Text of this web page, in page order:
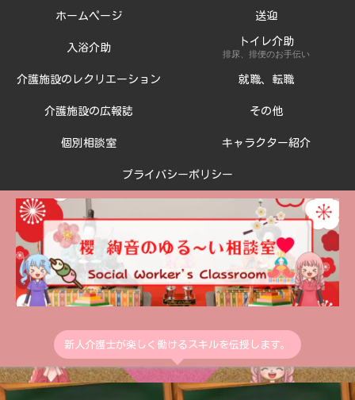
新人介護士が楽しく働けるスキルを伝授します。
ホームページ 送迎
入浴介助
トイレ介助
排尿、排便のお手伝い
介護施設のレクリエーション 就職、転職
介護施設の広報誌 その他
個別相談室 キャラクター紹介
プライバシーポリシー